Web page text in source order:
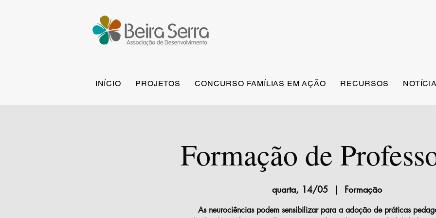
INÍCIO PROJETOS CONCURSO FAMÍLIAS EM AÇÃO RECURSOS
Formação de
quarta, 14/05
  |
Formação
As neurociências podem sensibilizar para a adoção de práticas